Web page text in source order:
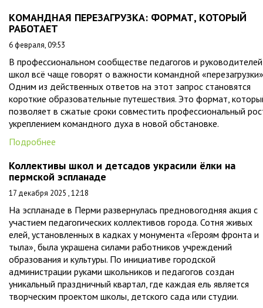
КОМАНДНАЯ ПЕРЕЗАГРУЗКА: ФОРМАТ, КОТОРЫЙ
РАБОТАЕТ
6 февраля, 09:53
В профессиональном сообществе педагогов и руководителей
школ всё чаще говорят о важности командной
Одним из действенных ответов на этот запрос становятся
короткие образовательные путешествия. Это формат,
позволяет в сжатые сроки совместить профессиональный
укреплением командного духа в новой обстановке.
Подробнее
Коллективы школ и детсадов украсили ёлки на
пермской эспланаде
17 декабря 2025 , 12:18
На эспланаде в Перми развернулась предновогодняя акция с
участием педагогических коллективов города. Сотня живых
елей, установленных в кадках у монумента «Героям фронта и
тыла», была украшена силами работников учреждений
образования и культуры. По инициативе городской
администрации руками школьников и педагогов создан
уникальный праздничный квартал, где каждая ель является
творческим проектом школы, детского сада или студии.